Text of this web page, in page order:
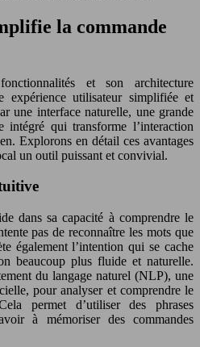
la commande
et son architecture
expérience utilisateur simplifiée et
une interface naturelle, une grande
intégré qui transforme l’interaction
Explorons en détail ces avantages
un outil puissant et convivial.
dans sa capacité à comprendre le
pas de reconnaître les mots que
également l’intention qui se cache
beaucoup plus fluide et naturelle.
du langage naturel (NLP), une
pour analyser et comprendre le
permet d’utiliser des phrases
à mémoriser des commandes